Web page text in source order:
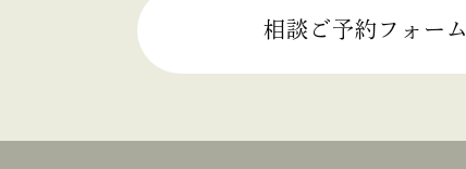
相談ご予約フォーム